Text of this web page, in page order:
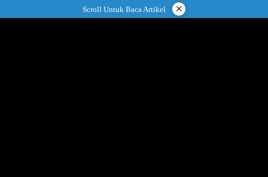
ke
Scroll Untuk Baca Artikel ×